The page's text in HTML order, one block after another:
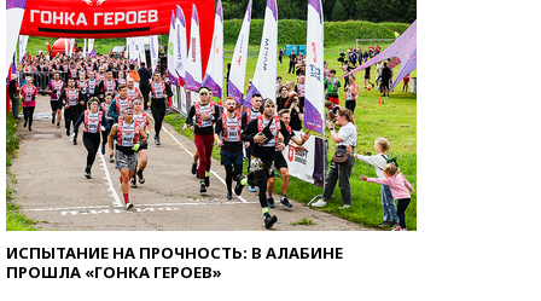
ИСПЫТАНИЕ НА ПРОЧНОСТЬ: В АЛАБИНЕ
ПРОШЛА «ГОНКА ГЕРОЕВ»